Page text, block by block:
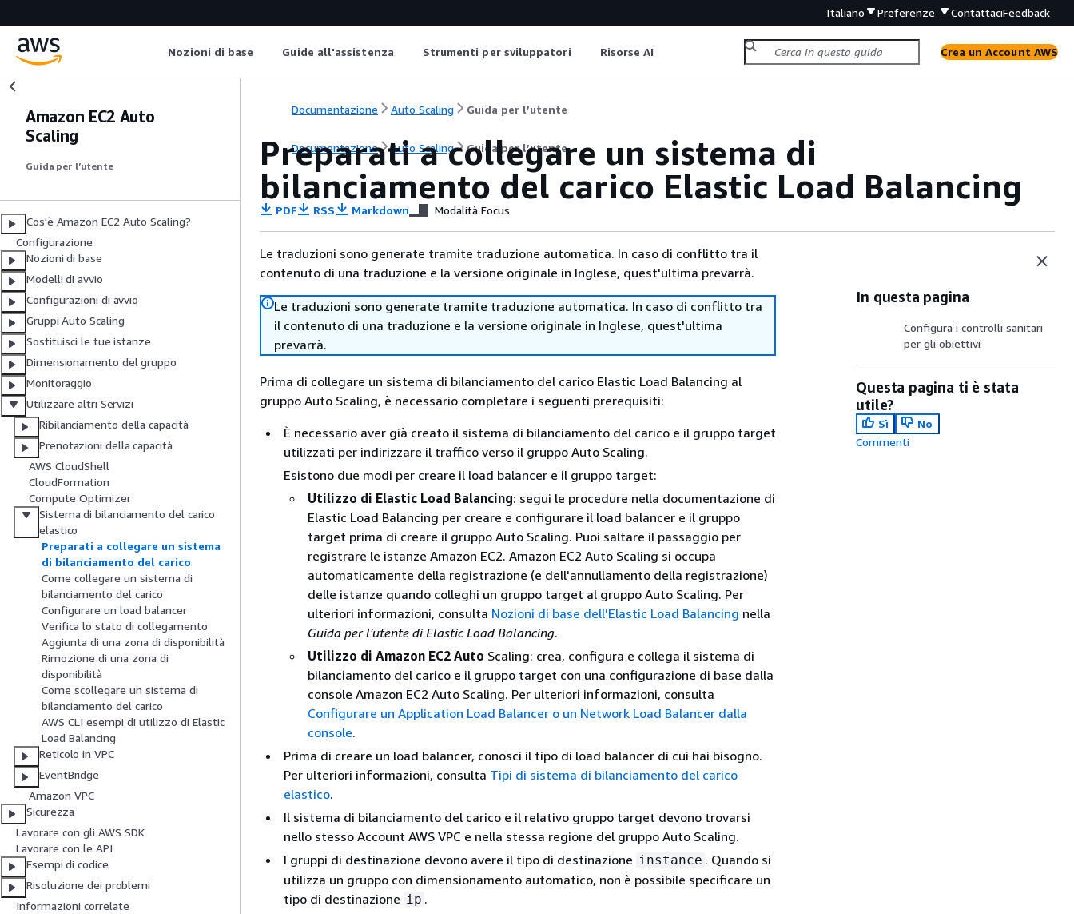
Italiano Preferenze ContattaciFeedback
Nozioni di base Guide all'assistenza Strumenti per sviluppatori Risorse AI Crea un Account AWS
Amazon EC2 Auto
Scaling
Guida per l’utente
Cos'è Amazon EC2 Auto Scaling?
Configurazione
Nozioni di base
Modelli di avvio
Configurazioni di avvio
Gruppi Auto Scaling
Sostituisci le tue istanze
Dimensionamento del gruppo
Monitoraggio
Utilizzare altri Servizi
Ribilanciamento della capacità
Prenotazioni della capacità
AWS CloudShell
CloudFormation
Compute Optimizer
Sistema di bilanciamento del carico
elastico
Preparati a collegare un sistema
di bilanciamento del carico
Come collegare un sistema di
bilanciamento del carico
Configurare un load balancer
Verifica lo stato di collegamento
Aggiunta di una zona di disponibilità
Rimozione di una zona di
disponibilità
Come scollegare un sistema di
bilanciamento del carico
AWS CLI esempi di utilizzo di Elastic
Load Balancing
Reticolo in VPC
EventBridge
Amazon VPC
Sicurezza
Lavorare con gli AWS SDK
Lavorare con le API
Esempi di codice
Risoluzione dei problemi
Informazioni correlate
Documentazione Auto Scaling Guida per l’utente
Documentazione Auto Scaling Guida per l’utente
Preparati a collegare un sistema di
bilanciamento del carico Elastic Load Balancing
PDF RSS Markdown Modalità Focus
Le traduzioni sono generate tramite traduzione automatica. In caso di conflitto tra il
contenuto di una traduzione e la versione originale in Inglese, quest'ultima prevarrà.
Le traduzioni sono generate tramite traduzione automatica. In caso di conflitto tra
il contenuto di una traduzione e la versione originale in Inglese, quest'ultima
prevarrà.
Prima di collegare un sistema di bilanciamento del carico Elastic Load Balancing al
gruppo Auto Scaling, è necessario completare i seguenti prerequisiti:
È necessario aver già creato il sistema di bilanciamento del carico e il gruppo target
utilizzati per indirizzare il traffico verso il gruppo Auto Scaling.
Esistono due modi per creare il load balancer e il gruppo target:
Utilizzo di Elastic Load Balancing: segui le procedure nella documentazione di
Elastic Load Balancing per creare e configurare il load balancer e il gruppo
target prima di creare il gruppo Auto Scaling. Puoi saltare il passaggio per
registrare le istanze Amazon EC2. Amazon EC2 Auto Scaling si occupa
automaticamente della registrazione (e dell'annullamento della registrazione)
delle istanze quando colleghi un gruppo target al gruppo Auto Scaling. Per
ulteriori informazioni, consulta Nozioni di base dell'Elastic Load Balancing nella
Guida per l'utente di Elastic Load Balancing.
Utilizzo di Amazon EC2 Auto Scaling: crea, configura e collega il sistema di
bilanciamento del carico e il gruppo target con una configurazione di base dalla
console Amazon EC2 Auto Scaling. Per ulteriori informazioni, consulta
Configurare un Application Load Balancer o un Network Load Balancer dalla
console.
Prima di creare un load balancer, conosci il tipo di load balancer di cui hai bisogno.
Per ulteriori informazioni, consulta Tipi di sistema di bilanciamento del carico
elastico.
Il sistema di bilanciamento del carico e il relativo gruppo target devono trovarsi
nello stesso Account AWS VPC e nella stessa regione del gruppo Auto Scaling.
I gruppi di destinazione devono avere il tipo di destinazione instance . Quando si
utilizza un gruppo con dimensionamento automatico, non è possibile specificare un
tipo di destinazione ip .
In questa pagina
Configura i controlli sanitari
per gli obiettivi
Questa pagina ti è stata
utile?
Sì
No
Commenti